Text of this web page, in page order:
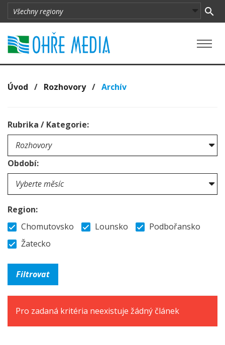
Úvod / Rozhovory/ Archív
Rubrika / Kategorie:
Období:
Region:
Chomutovsko
Lounsko
Podbořansko
Žatecko
Pro zadaná kritéria neexistuje žádný článek